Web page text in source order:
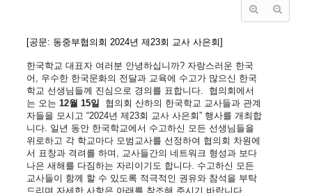
[공문: 동중부협의회 2024년 제23회 교사 사은회]
한국학교 대표자 여러분 안녕하십니까? 자랑스러운 한국
어, 우수한 한국문화의 전달과 교육에 수고가 많으신 한국
학교 선생님들께 진심으로 경의를 표합니다.  협의회에서
는 오는 12월 15일
협의회 산하의 한국학교 교사들과 관계
자들을 모시고 “2024년 제23회 교사 사은회” 행사를 개최합
니다. 일년 동안 한국학교에서 수고하신 모든 선생님들을
위로하고 각 학교마다 모범교사를 선정하여 협의회 차원에
서 표창과 격려를 하며, 교사들간의 네트워크 형성과 보다
나은 새해를 다짐하는 자리이기도 합니다. 수고하신 모든
교사들이 함께 할 수 있도록 적극적인 권유와 참석을 부탁
드리며 자세한 사항은 아래를 참조해 주시기 바랍니다.